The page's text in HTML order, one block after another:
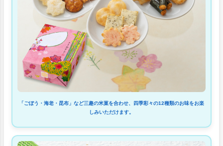
「ごぼう・海老・昆布」など三趣の米菓を合わせ、四季彩々の12種類のお味をお楽
しみいただけます。